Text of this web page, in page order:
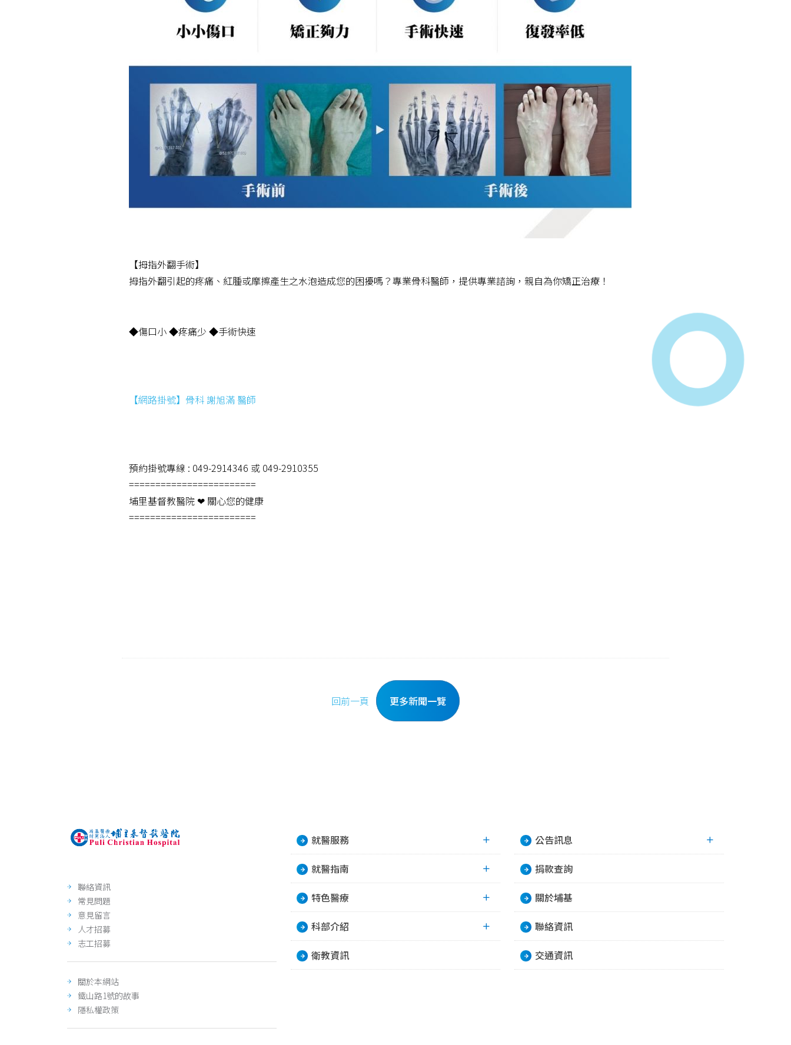
【拇指外翻手術】
拇指外翻引起的疼痛、紅腫或摩擦產生之水泡造成您的困擾嗎？專業骨科醫師，提供專業諮詢，親自為你矯正治療！
◆傷口小 ◆疼痛少 ◆手術快速
【網路掛號】骨科 謝旭滿 醫師
預約掛號專線 : 049-2914346 或 049-2910355
========================
埔里基督教醫院 ❤ 關心您的健康
========================
回前一頁 更多新聞一覽
聯絡資訊
常見問題
意見留言
人才招募
志工招募
關於本網站
鐵山路1號的故事
隱私權政策
就醫服務
就醫指南
特色醫療
科部介紹
衛教資訊
公告訊息
捐款查詢
關於埔基
聯絡資訊
交通資訊